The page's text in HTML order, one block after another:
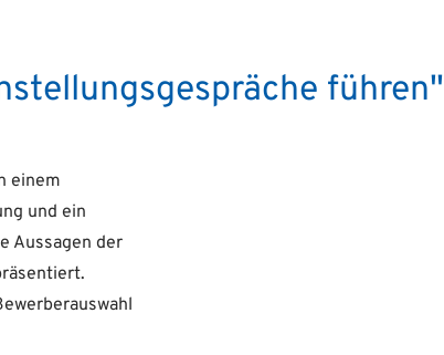
führen"
einem
und ein
Aussagen der